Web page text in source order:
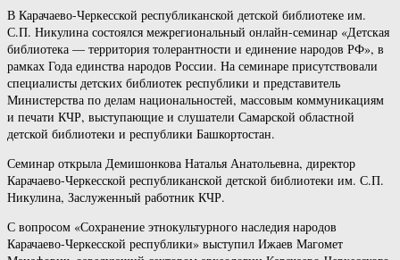
В Карачаево-Черкесской республиканской детской библиотеке им.
С.П. Никулина состоялся межрегиональный онлайн-семинар «Детская
библиотека — территория толерантности и единение народов РФ», в
рамках Года единства народов России. На семинаре присутствовали
специалисты детских библиотек республики и представитель
Министерства по делам национальностей, массовым коммуникациям
и печати КЧР, выступающие и слушатели Самарской областной
детской библиотеки и республики Башкортостан.
Семинар открыла Демишонкова Наталья Анатольевна, директор
Карачаево-Черкесской республиканской детской библиотеки им. С.П.
Никулина, Заслуженный работник КЧР.
С вопросом «Сохранение этнокультурного наследия народов
Карачаево-Черкесской республики» выступил Ижаев Магомет